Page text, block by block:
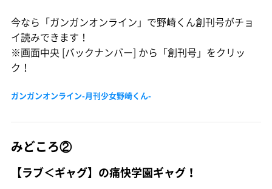
今なら「ガンガンオンライン」で野崎くん創刊号がチョ
イ読みできます！
※画面中央 [バックナンバー] から「創刊号」をクリッ
ク！
ガンガンオンライン-月刊少女野崎くん-
みどころ②
【ラブ＜ギャグ】の痛快学園ギャグ！